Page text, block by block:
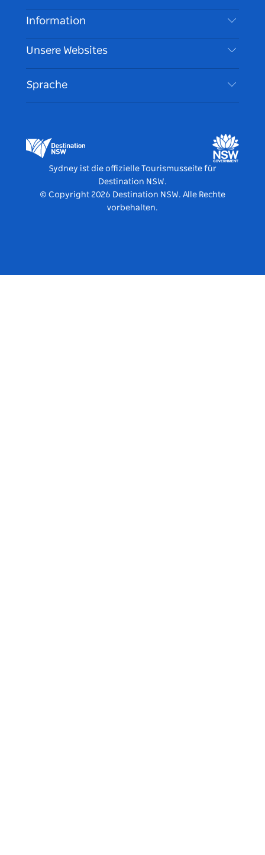
Haftungsausschluss
Cookie Notice
Reiseziele
Aktivitäten
Veranstaltungen
Unterkunft
Information
Reiseinformationen
Barrierefreies Sydney
Tragen Sie Ihr Unternehmen ein
Unsere Websites
Destination NSW Medienzentrum
Vivid Sydney
Sprache
Sydney ist die offizielle Tourismusseite für
Destination NSW.
© Copyright 2026 Destination NSW. Alle Rechte
vorbehalten.